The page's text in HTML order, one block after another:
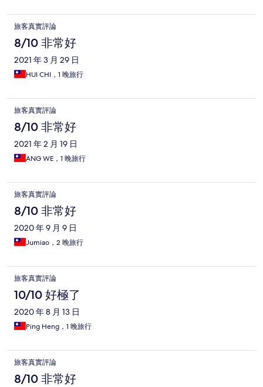
旅客真實評論
8/10 非常好
2021 年 3 月 29 日
HUI CHI，1 晚旅行
旅客真實評論
8/10 非常好
2021 年 2 月 19 日
ANG WE，1 晚旅行
旅客真實評論
8/10 非常好
2020 年 9 月 9 日
Jumiao，2 晚旅行
旅客真實評論
10/10 好極了
2020 年 8 月 13 日
Ping Heng，1 晚旅行
旅客真實評論
8/10 非常好